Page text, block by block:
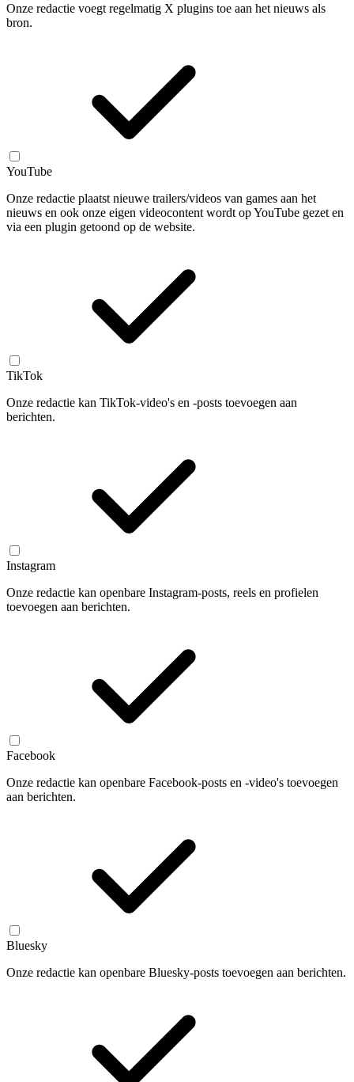
Onze redactie voegt regelmatig X plugins toe aan het nieuws als
bron.
YouTube
Onze redactie plaatst nieuwe trailers/videos van games aan het
nieuws en ook onze eigen videocontent wordt op YouTube gezet en
via een plugin getoond op de website.
TikTok
Onze redactie kan TikTok-video's en -posts toevoegen aan
berichten.
Instagram
Onze redactie kan openbare Instagram-posts, reels en profielen
toevoegen aan berichten.
Facebook
Onze redactie kan openbare Facebook-posts en -video's toevoegen
aan berichten.
Bluesky
Onze redactie kan openbare Bluesky-posts toevoegen aan berichten.